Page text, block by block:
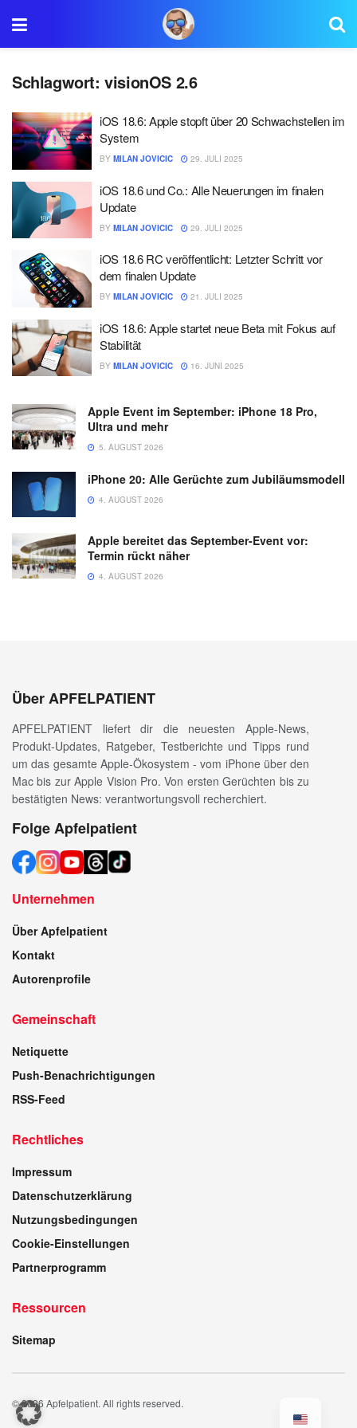
Schlagwort:visionOS 2.6
iOS 18.6: Apple stopft über 20 Schwachstellen im
System
BY MILAN JOVICIC 29. JULI 2025
iOS 18.6 und Co.: Alle Neuerungen im finalen
Update
BY MILAN JOVICIC 29. JULI 2025
iOS 18.6 RC veröffentlicht: Letzter Schritt vor
dem finalen Update
BY MILAN JOVICIC 21. JULI 2025
iOS 18.6: Apple startet neue Beta mit Fokus auf
Stabilität
BY MILAN JOVICIC 16. JUNI 2025
Apple Event im September: iPhone 18 Pro,
Ultra und mehr
5. AUGUST 2026
iPhone 20: Alle Gerüchte zum Jubiläumsmodell
4. AUGUST 2026
Apple bereitet das September-Event vor:
Termin rückt näher
4. AUGUST 2026
Über APFELPATIENT
APFELPATIENT liefert dir die neuesten Apple-News,
Produkt-Updates, Ratgeber, Testberichte und Tipps rund
um das gesamte Apple-Ökosystem - vom iPhone über den
Mac bis zur Apple Vision Pro. Von ersten Gerüchten bis zu
bestätigten News: verantwortungsvoll recherchiert.
Folge Apfelpatient
Unternehmen
Über Apfelpatient
Kontakt
Autorenprofile
Gemeinschaft
Netiquette
Push-Benachrichtigungen
RSS-Feed
Rechtliches
Impressum
Datenschutzerklärung
Nutzungsbedingungen
Cookie-Einstellungen
Partnerprogramm
Ressourcen
Sitemap
© 2026 Apfelpatient. All rights reserved.